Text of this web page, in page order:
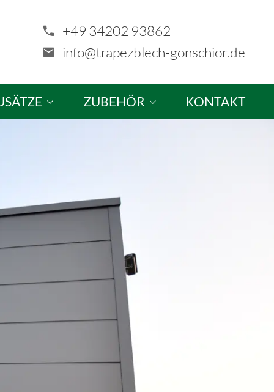
+49 34202 93862
info@trapezblech-gonschior.de
ZUBEHÖR
Kalotten
KONTAKT